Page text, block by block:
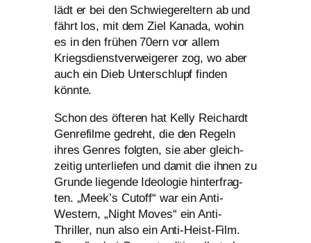
lädt er bei den Schwiegereltern ab und
fährt los, mit dem Ziel Kanada, wohin
es in den frü­hen 70ern vor allem
Kriegsdienstverweigerer zog, wo aber
auch ein Dieb Unterschlupf fin­den
könnte.
Schon des öfte­ren hat Kelly Reichardt
Genrefilme gedreht, die den Regeln
ihres Genres folg­ten, sie aber gleich­
zei­tig unter­lie­fen und damit die ihnen zu
Grunde lie­gen­de Ideologie hin­ter­frag­
ten. „Meek’s Cutoff“ war ein Anti-
Western, „Night Moves“ ein Anti-
Thriller, nun also ein Anti-Heist-Film.